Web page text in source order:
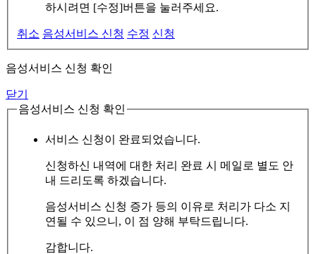
하시려면 [수정]버튼을 눌러주세요.
취소 음성서비스 신청 수정 신청
음성서비스 신청 확인
닫기
음성서비스 신청 확인
서비스 신청이 완료되었습니다.
신청하신 내역에 대한 처리 완료 시 메일로 별도 안
내 드리도록 하겠습니다.
음성서비스 신청 증가 등의 이유로 처리가 다소 지
연될 수 있으니, 이 점 양해 부탁드립니다.
감합니다.